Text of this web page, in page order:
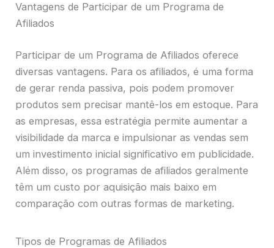
Vantagens de Participar de um Programa de
Afiliados
Participar de um Programa de Afiliados oferece
diversas vantagens. Para os afiliados, é uma forma
de gerar renda passiva, pois podem promover
produtos sem precisar mantê-los em estoque. Para
as empresas, essa estratégia permite aumentar a
visibilidade da marca e impulsionar as vendas sem
um investimento inicial significativo em publicidade.
Além disso, os programas de afiliados geralmente
têm um custo por aquisição mais baixo em
comparação com outras formas de marketing.
Tipos de Programas de Afiliados